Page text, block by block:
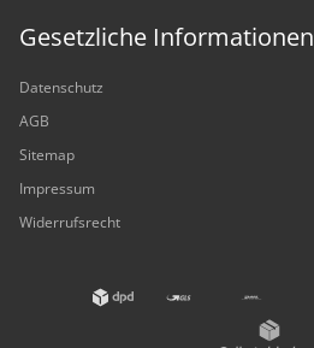
Gesetzliche Informationen
Datenschutz
AGB
Sitemap
Impressum
Widerrufsrecht